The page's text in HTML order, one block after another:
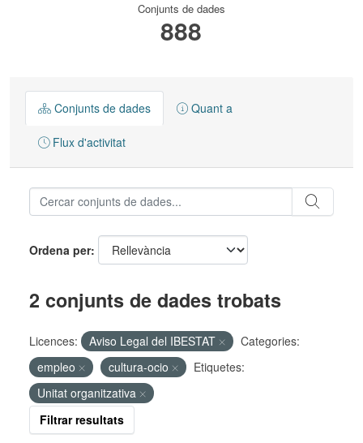
Conjunts de dades
888
Conjunts de dades Quant a
Flux d'activitat
Ordena per
2 conjunts de dades trobats
Licences: Aviso Legal del IBESTAT
Categories:
empleo
cultura-ocio
Etiquetes:
Unitat organitzativa
Filtrar resultats